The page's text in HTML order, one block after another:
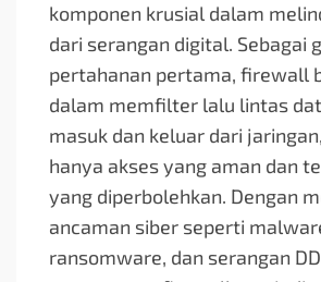
komponen krusial dalam
dari serangan digital. Sebagai
pertahanan pertama, firewall
dalam memfilter lalu lintas
masuk dan keluar dari
hanya akses yang aman dan
yang diperbolehkan. Dengan
ancaman siber seperti
ransomware, dan serangan